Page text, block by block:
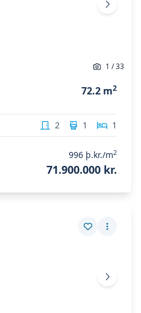
Næsta
1 /33
72.2 m2
2 1 1
996 þ.kr./m2
71.900.000 kr.
Vista eign
Fleiri
Næsta